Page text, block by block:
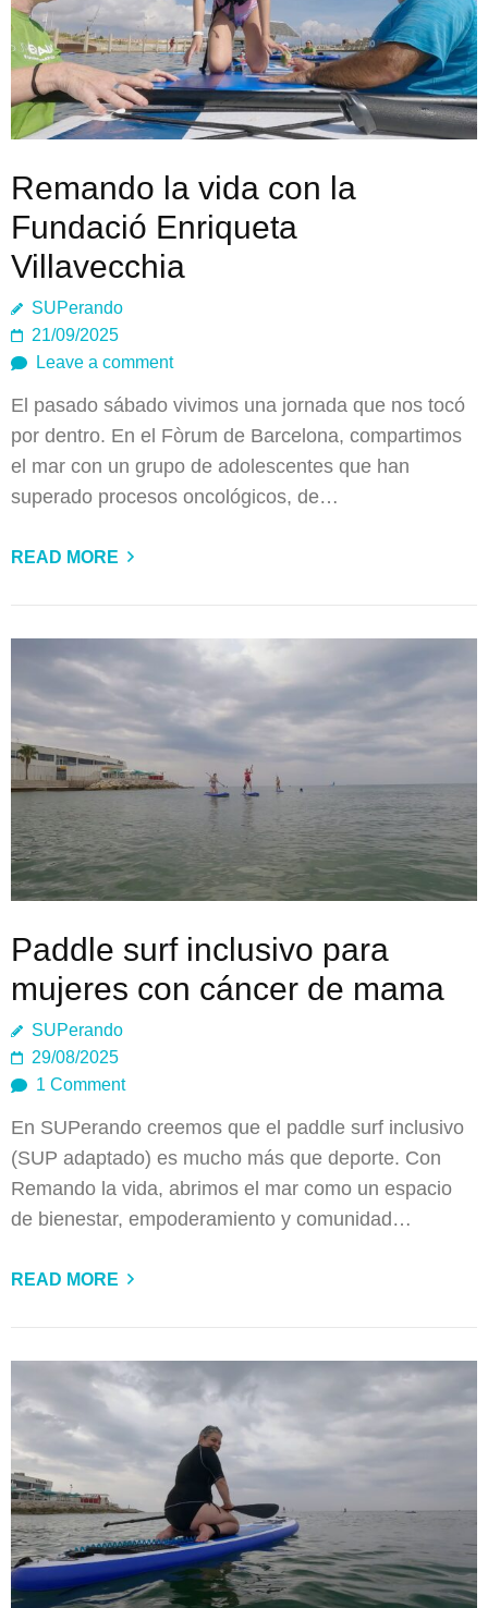
Remando la vida con la
Fundació Enriqueta
Villavecchia
SUPerando
21/09/2025
Leave a comment
El pasado sábado vivimos una jornada que nos tocó
por dentro. En el Fòrum de Barcelona, compartimos
el mar con un grupo de adolescentes que han
superado procesos oncológicos, de…
READ MORE
Paddle surf inclusivo para
mujeres con cáncer de mama
SUPerando
29/08/2025
1 Comment
En SUPerando creemos que el paddle surf inclusivo
(SUP adaptado) es mucho más que deporte. Con
Remando la vida, abrimos el mar como un espacio
de bienestar, empoderamiento y comunidad…
READ MORE